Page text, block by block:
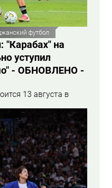
футбол
"Карабах" на
уступил
- ОБНОВЛЕНО -
13 августа в